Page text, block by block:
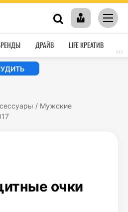
ДРАЙВ LIFE КРЕАТИВ
›››
/ Мужские
очки